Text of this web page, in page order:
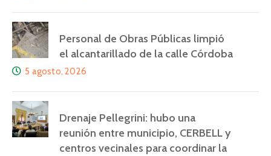
Personal de Obras Públicas limpió
el alcantarillado de la calle Córdoba
5 agosto, 2026
Drenaje Pellegrini: hubo una
reunión entre municipio, CERBELL y
centros vecinales para coordinar la